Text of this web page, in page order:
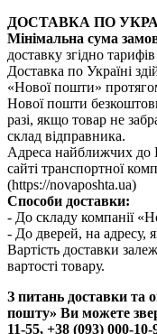
ДОСТАВКА ПО
Мінімальна сума
доставку згідно
Доставка по Україні
«Нової пошти»
Нової пошти
разі, якщо товар не
склад відправника.
Адреса найближчих до
сайті транспортної
(https://novaposhta.ua)
Способи доставки:
- До складу компанії
- До дверей, на адресу,
Вартість доставки
вартості товару.
З питань доставки та
пошту» Ви можете
11-55, +38 (093) 000-10-